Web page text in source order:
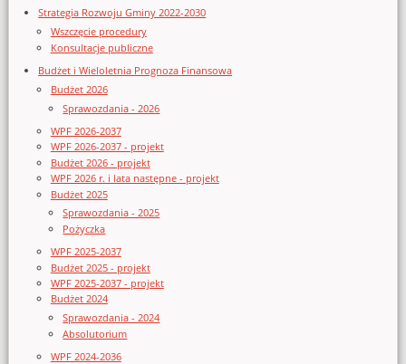
Strategia Rozwoju Gminy 2022-2030
Wszczęcie procedury
Konsultacje publiczne
Budżet i Wieloletnia Prognoza Finansowa
Budżet 2026
Sprawozdania - 2026
WPF 2026-2037
WPF 2026-2037 - projekt
Budżet 2026 - projekt
WPF 2026 r. i lata następne - projekt
Budżet 2025
Sprawozdania - 2025
Pożyczka
WPF 2025-2037
Budżet 2025 - projekt
WPF 2025-2037 - projekt
Budżet 2024
Sprawozdania - 2024
Absolutorium
WPF 2024-2036